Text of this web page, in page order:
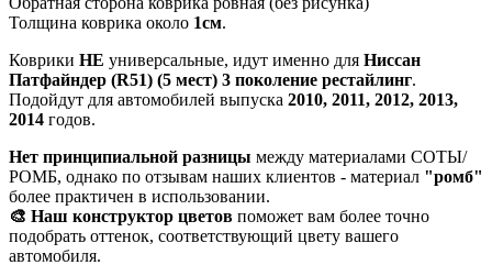
Толщина коврика около 1см.
Коврики НЕ универсальные, идут именно для Ниссан
Патфайндер (R51) (5 мест) 3 поколение рестайлинг.
Подойдут для автомобилей выпуска 2010, 2011, 2012, 2013,
2014 годов.
Нет принципиальной разницы между материалами СОТЫ/
РОМБ, однако по отзывам наших клиентов - материал "ромб"
более практичен в использовании.
🎨 Наш конструктор цветов поможет вам более точно
подобрать оттенок, соответствующий цвету вашего
автомобиля.